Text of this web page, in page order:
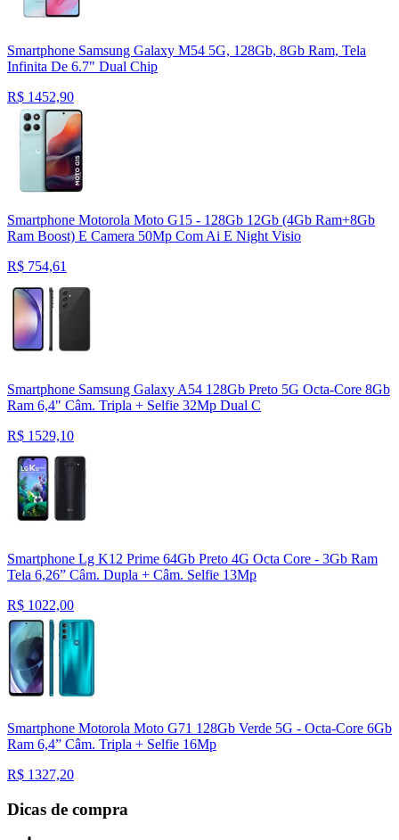
Smartphone Samsung Galaxy M54 5G, 128Gb, 8Gb Ram, Tela
Infinita De 6.7" Dual Chip
R$ 1452,90
Smartphone Motorola Moto G15 - 128Gb 12Gb (4Gb Ram+8Gb
Ram Boost) E Camera 50Mp Com Ai E Night Visio
R$ 754,61
Smartphone Samsung Galaxy A54 128Gb Preto 5G Octa-Core 8Gb
Ram 6,4" Câm. Tripla + Selfie 32Mp Dual C
R$ 1529,10
Smartphone Lg K12 Prime 64Gb Preto 4G Octa Core - 3Gb Ram
Tela 6,26” Câm. Dupla + Câm. Selfie 13Mp
R$ 1022,00
Smartphone Motorola Moto G71 128Gb Verde 5G - Octa-Core 6Gb
Ram 6,4” Câm. Tripla + Selfie 16Mp
R$ 1327,20
Dicas de compra